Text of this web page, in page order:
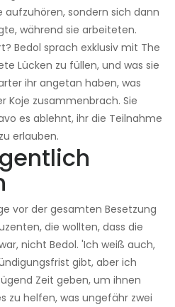
sondern sich dann
während sie arbeiteten.
Bedol sprach exklusiv mit The
Lücken zu füllen, und was sie
ihr angetan haben, was
Koje zusammenbrach. Sie
es ablehnt, ihr die Teilnahme
erlauben.
vor der gesamten Besetzung
die wollten, dass die
nicht Bedol. 'Ich weiß auch,
gibt, aber ich
Zeit geben, um ihnen
zu helfen, was ungefähr zwei